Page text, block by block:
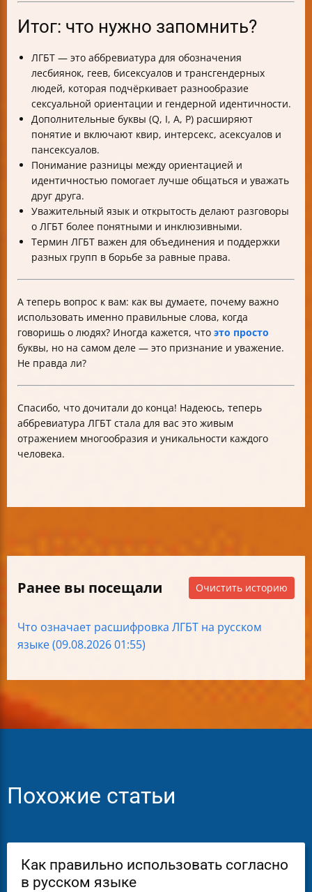
Итог: что нужно запомнить?
ЛГБТ — это аббревиатура для обозначения
лесбиянок, геев, бисексуалов и трансгендерных
людей, которая подчёркивает разнообразие
сексуальной ориентации и гендерной идентичности.
Дополнительные буквы (Q, I, A, P) расширяют
понятие и включают квир, интерсекс, асексуалов и
пансексуалов.
Понимание разницы между ориентацией и
идентичностью помогает лучше общаться и уважать
друг друга.
Уважительный язык и открытость делают разговоры
о ЛГБТ более понятными и инклюзивными.
Термин ЛГБТ важен для объединения и поддержки
разных групп в борьбе за равные права.
А теперь вопрос к вам: как вы думаете, почему важно
использовать именно правильные слова, когда
говоришь о людях? Иногда кажется, что это просто
буквы, но на самом деле — это признание и уважение.
Не правда ли?
Спасибо, что дочитали до конца! Надеюсь, теперь
аббревиатура ЛГБТ стала для вас это живым
отражением многообразия и уникальности каждого
человека.
Ранее вы посещали Очистить историю
Что означает расшифровка ЛГБТ на русском
языке (09.08.2026 01:55)
Похожие статьи
Как правильно использовать согласно
в русском языке